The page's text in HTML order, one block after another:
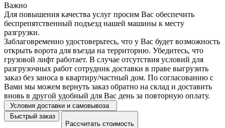
Важно
Для повышения качества услуг просим Вас обеспечить
беспрепятственный подъезд нашей машины к месту
разгрузки.
Заблаговременно удостоверьтесь, что у Вас будет возможность
открыть ворота для въезда на территорию. Убедитесь, что
грузовой лифт работает. В случае отсутствия условий для
разгрузочных работ сотрудник доставки в праве выгрузить
заказ без заноса в квартиру/частный дом. По согласованию с
Вами мы можем вернуть заказ обратно на склад и доставить
вновь в другой удобный для Вас день за повторную оплату.
Условия доставки и самовывоза
Быстрый заказ
Рассчитать стоимость